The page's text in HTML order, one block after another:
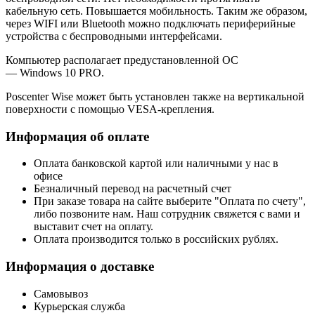
кабельную сеть. Повышается мобильность. Таким же образом,
через WIFI или Bluetooth можно подключать периферийные
устройства с беспроводными интерфейсами.
Компьютер располагает предустановленной ОС
— Windows 10 PRO.
Poscenter Wise может быть установлен также на вертикальной
поверхности с помощью VESA-крепления.
Информация об оплате
Оплата банковской картой или наличными у нас в
офисе
Безналичный перевод на расчетный счет
При заказе товара на сайте выберите "Оплата по счету",
либо позвоните нам. Наш сотрудник свяжется с вами и
выставит счет на оплату.
Оплата производится только в российских рублях.
Информация о доставке
Самовывоз
Курьерская служба